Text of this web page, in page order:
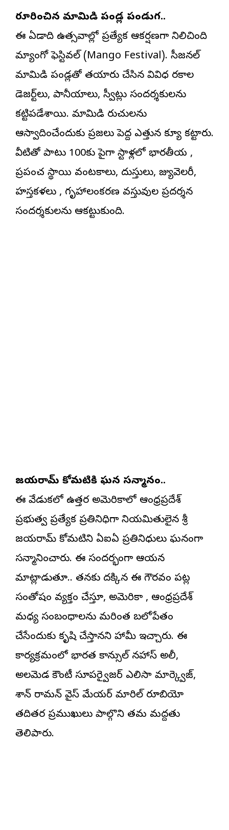
నోరూరించిన మామిడి పండ్ల పండుగ..
ఈ ఏడాది ఉత్సవాల్లో ప్రత్యేక ఆకర్షణగా నిలిచింది
మ్యాంగో ఫెస్టివల్ (Mango Festival). సీజనల్
మామిడి పండ్లతో తయారు చేసిన వివిధ రకాల
డెజర్ట్‌లు, పానీయాలు, స్వీట్లు సందర్శకులను
కట్టిపడేశాయి. మామిడి రుచులను
ఆస్వాదించేందుకు ప్రజలు పెద్ద ఎత్తున క్యూ కట్టారు.
వీటితో పాటు 100కు పైగా స్టాళ్లలో భారతీయ ,
ప్రపంచ స్థాయి వంటకాలు, దుస్తులు, జ్యువెలరీ,
హస్తకళలు , గృహాలంకరణ వస్తువుల ప్రదర్శన
సందర్శకులను ఆకట్టుకుంది.
జయరామ్ కోమటికి ఘన సన్మానం..
ఈ వేడుకలో ఉత్తర అమెరికాలో ఆంధ్రప్రదేశ్
ప్రభుత్వ ప్రత్యేక ప్రతినిధిగా నియమితులైన శ్రీ
జయరామ్ కోమటిని ఏఐఏ ప్రతినిధులు ఘనంగా
సన్మానించారు. ఈ సందర్భంగా ఆయన
మాట్లాడుతూ.. తనకు దక్కిన ఈ గౌరవం పట్ల
సంతోషం వ్యక్తం చేస్తూ, అమెరికా , ఆంధ్రప్రదేశ్
మధ్య సంబంధాలను మరింత బలోపేతం
చేసేందుకు కృషి చేస్తానని హామీ ఇచ్చారు. ఈ
కార్యక్రమంలో భారత కాన్సుల్ నహాస్ అలీ,
అలమెడ కౌంటీ సూపర్వైజర్ ఎలిసా మార్క్వెజ్,
శాన్ రామన్ వైస్ మేయర్ మారిసోల్ రూబియో
తదితర ప్రముఖులు పాల్గొని తమ మద్దతు
తెలిపారు.